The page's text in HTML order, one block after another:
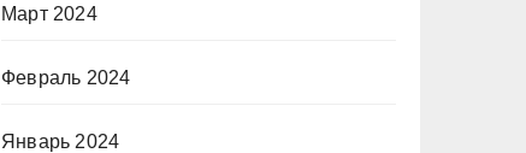
Март 2024
Февраль 2024
Январь 2024